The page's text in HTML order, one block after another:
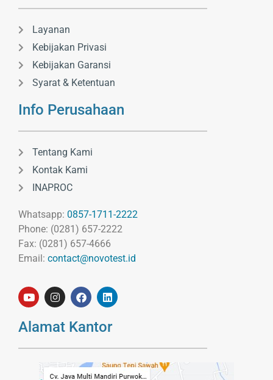
Layanan
Kebijakan Privasi
Kebijakan Garansi
Syarat & Ketentuan
Info Perusahaan
Tentang Kami
Kontak Kami
INAPROC
Whatsapp: 0857-1711-2222
Phone: (0281) 657-2222
Fax: (0281) 657-4666
Email: contact@novotest.id
Alamat Kantor